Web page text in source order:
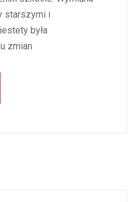
starszymi i
była
zmian